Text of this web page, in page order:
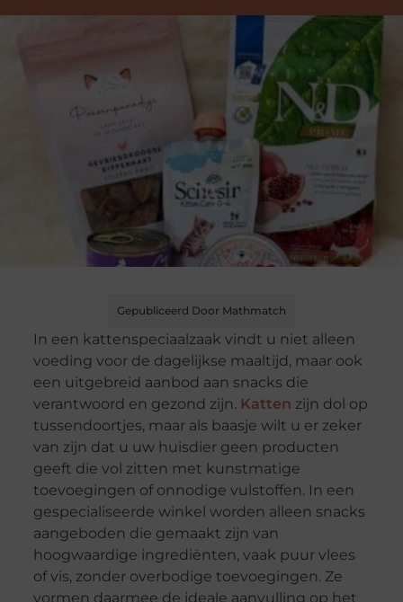
Gepubliceerd Door Mathmatch
In een kattenspeciaalzaak vindt u niet alleen
voeding voor de dagelijkse maaltijd, maar ook
een uitgebreid aanbod aan snacks die
verantwoord en gezond zijn. Katten zijn dol op
tussendoortjes, maar als baasje wilt u er zeker
van zijn dat u uw huisdier geen producten
geeft die vol zitten met kunstmatige
toevoegingen of onnodige vulstoffen. In een
gespecialiseerde winkel worden alleen snacks
aangeboden die gemaakt zijn van
hoogwaardige ingrediënten, vaak puur vlees
of vis, zonder overbodige toevoegingen. Ze
vormen daarmee de ideale aanvulling op het